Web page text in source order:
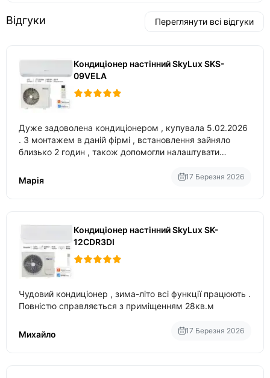
Відгуки Переглянути всі відгуки
Кондиціонер настінний SkyLux SKS-
09VELA
Дуже задоволена кондиціонером , купувала 5.02.2026
. З монтажем в даній фірмі , встановлення зайняло
близько 2 годин , також допомогли налаштувати
Марія
17 Березня 2026
Кондиціонер настінний SkyLux SK-
12CDR3DI
Чудовий кондиціонер , зима-літо всі функції працюють .
Повністю справляється з приміщенням 28кв.м
Михайло 17 Березня 2026